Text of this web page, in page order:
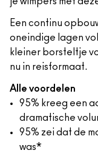
Een continu
oneindige lagen
kleiner borsteltje
nu in reisformaat.
Alle voordelen
95% kreeg een
dramatische
95% zei dat de
was*